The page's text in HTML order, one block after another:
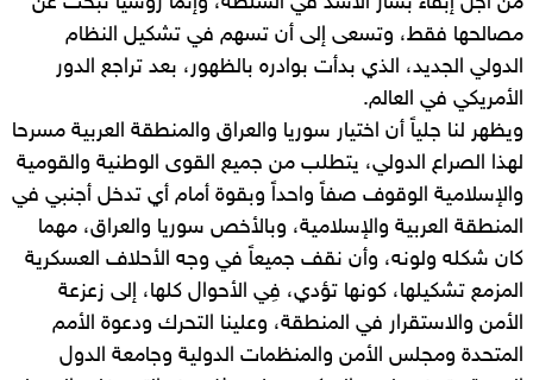
مصالحها فقط، وتسعى إلى أن تسهم في تشكيل النظام
الدولي الجديد، الذي بدأت بوادره بالظهور، بعد تراجع الدور
الأمريكي في العالم.
ويظهر لنا جلياً أن اختيار سوريا والعراق والمنطقة العربية مسرحا
لهذا الصراع الدولي، يتطلب من جميع القوى الوطنية والقومية
والإسلامية الوقوف صفاً واحداً وبقوة أمام أي تدخل أجنبي في
المنطقة العربية والإسلامية، وبالأخص سوريا والعراق، مهما
كان شكله ولونه، وأن نقف جميعاً في وجه الأحلاف العسكرية
المزمع تشكيلها، كونها تؤدي، فِي الأحوال كلها، إلى زعزعة
الأمن والاستقرار في المنطقة، وعلينا التحرك ودعوة الأمم
المتحدة ومجلس الأمن والمنظمات الدولية وجامعة الدول